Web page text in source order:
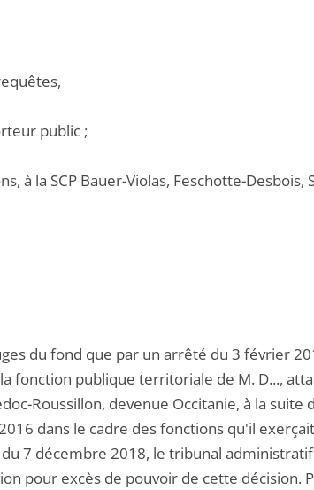
public ;
à la SCP Bauer-Violas, Feschotte-Desbois,
du fond que par un arrêté du 3 février
fonction publique territoriale de M. D...,
Roussillon, devenue Occitanie, à la suite
dans le cadre des fonctions qu'il
7 décembre 2018, le tribunal
pour excès de pouvoir de cette décision.